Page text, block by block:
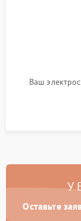
Ваш
У
Оставьте